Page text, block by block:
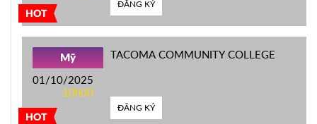
HOT
ĐĂNG KÝ
HOT
Mỹ
01/10/2025
10h00
TACOMA COMMUNITY COLLEGE
ĐĂNG KÝ